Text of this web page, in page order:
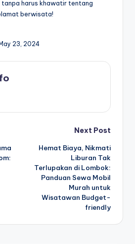
tanpa harus khawatir tentang
berwisata!
23, 2024
Next Post
Hemat Biaya, Nikmati
Liburan Tak
Terlupakan di Lombok:
Panduan Sewa Mobil
Murah untuk
Wisatawan Budget-
friendly